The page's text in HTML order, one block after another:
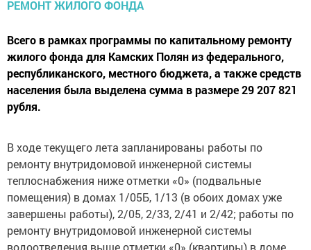
Всего в рамках программы по капитальному ремонту
жилого фонда для Камских Полян из федерального,
республиканского, местного бюджета, а также средств
населения была выделена сумма в размере 29 207 821
рубля.
В ходе текущего лета запланированы работы по
ремонту внутридомовой инженерной системы
теплоснабжения ниже отметки «0» (подвальные
помещения) в домах 1/05Б, 1/13 (в обоих домах уже
завершены работы), 2/05, 2/33, 2/41 и 2/42; работы по
ремонту внутридомовой инженерной системы